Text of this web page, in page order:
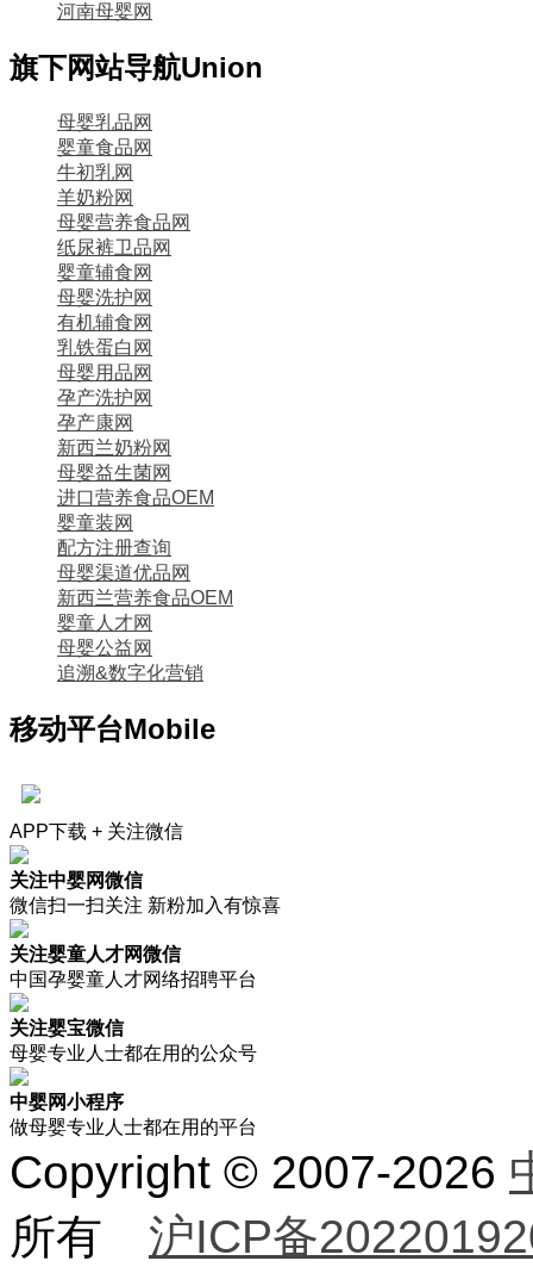
河南母婴网
旗下网站导航Union
母婴乳品网
婴童食品网
牛初乳网
羊奶粉网
母婴营养食品网
纸尿裤卫品网
婴童辅食网
母婴洗护网
有机辅食网
乳铁蛋白网
母婴用品网
孕产洗护网
孕产康网
新西兰奶粉网
母婴益生菌网
进口营养食品OEM
婴童装网
配方注册查询
母婴渠道优品网
新西兰营养食品OEM
婴童人才网
母婴公益网
追溯&数字化营销
移动平台Mobile
APP下载 + 关注微信
关注中婴网微信
微信扫一扫关注 新粉加入有惊喜
关注婴童人才网微信
中国孕婴童人才网络招聘平台
关注婴宝微信
母婴专业人士都在用的公众号
中婴网小程序
做母婴专业人士都在用的平台
Copyright © 2007-2026
所有 沪ICP备